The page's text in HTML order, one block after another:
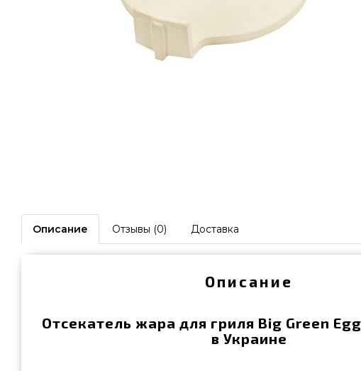
Описание Отзывы (0) Доставка
Описание
Отсекатель жара для гриля Big Green
в Украине